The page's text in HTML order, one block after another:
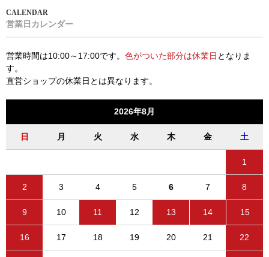
営業日カレンダー
営業時間は10:00～17:00です。 色がついた部分は休業日 となりま
す。
直営ショップの休業日とは異なります。
2026年8月
日 月 火 水 木 金 土
1
2 3 4 5 6 7 8
9 10 11 12 13 14 15
16 17 18 19 20 21 22